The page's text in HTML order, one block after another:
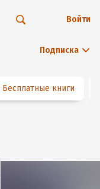
Подписка
Войти
Бесплатные книги